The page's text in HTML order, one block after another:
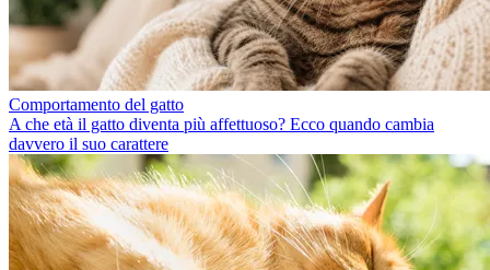
Comportamento del gatto
A che età il gatto diventa più affettuoso? Ecco quando cambia
davvero il suo carattere